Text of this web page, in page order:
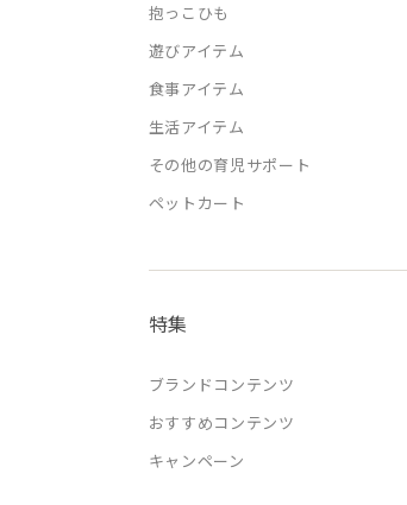
抱っこひも
遊びアイテム
食事アイテム
生活アイテム
その他の育児サポート
ペットカート
特集
ブランドコンテンツ
おすすめコンテンツ
キャンペーン